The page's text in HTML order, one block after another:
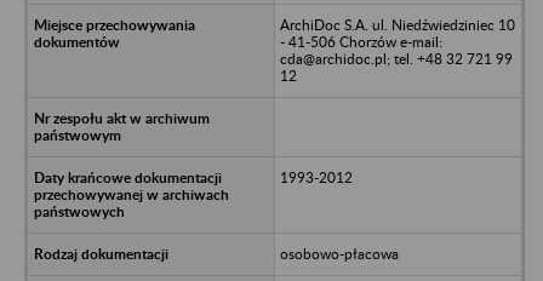
ArchiDoc S.A. ul. Niedźwiedziniec 10
- 41-506 Chorzów e-mail:
cda@archidoc.pl; tel. +48 32 721 99
12
1993-2012
osobowo-płacowa